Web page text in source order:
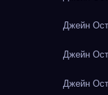
Джейн
Джейн
Джейн